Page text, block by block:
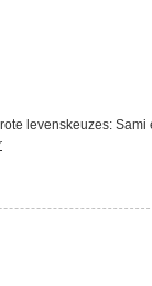
levenskeuzes: Sami